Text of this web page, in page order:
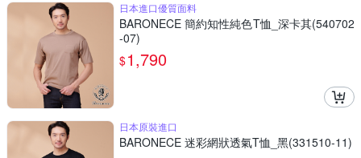
日本進口優質面料
BARONECE 簡約知性純色T恤_深卡其(540702
-07)
$1,790
日本原裝進口
BARONECE 迷彩網狀透氣T恤_黑(331510-11)